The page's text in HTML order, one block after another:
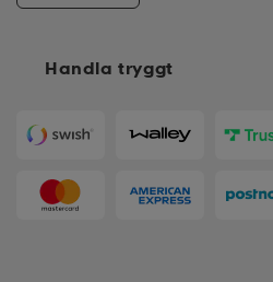
Handla tryggt